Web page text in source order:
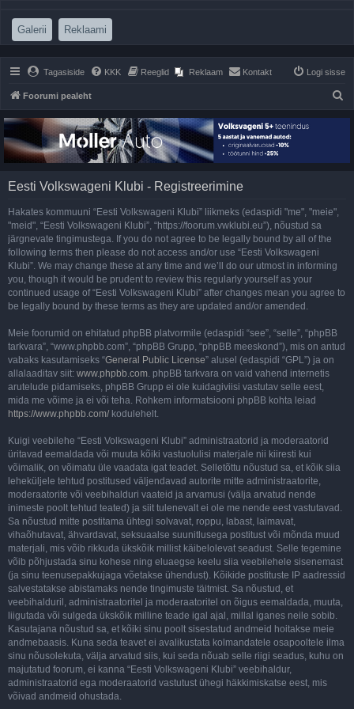
Galerii (Opens a new tab)
Reklaami
Tagasiside KKK Reeglid Reklaam Kontakt Logi sisse
Foorumi pealeht
Eesti Volkswageni Klubi - Registreerimine
Hakates kommuuni “Eesti Volkswageni Klubi” liikmeks (edaspidi "me", "meie",
"meid", “Eesti Volkswageni Klubi”, “https://foorum.vwklubi.eu”), nõustud sa
järgnevate tingimustega. If you do not agree to be legally bound by all of the
following terms then please do not access and/or use “Eesti Volkswageni
Klubi”. We may change these at any time and we’ll do our utmost in informing
you, though it would be prudent to review this regularly yourself as your
continued usage of “Eesti Volkswageni Klubi” after changes mean you agree to
be legally bound by these terms as they are updated and/or amended.
Meie foorumid on ehitatud phpBB platvormile (edaspidi “see”, “selle”, “phpBB
tarkvara”, “www.phpbb.com”, “phpBB Grupp, “phpBB meeskond”), mis on antud
vabaks kasutamiseks “General Public License” alusel (edaspidi “GPL”) ja on
allalaaditav siit: www.phpbb.com. phpBB tarkvara on vaid vahend internetis
arutelude pidamiseks, phpBB Grupp ei ole kuidagiviisi vastutav selle eest,
mida me võime ja ei või teha. Rohkem informatsiooni phpBB kohta leiad
https://www.phpbb.com/ kodulehelt.
Kuigi veebilehe “Eesti Volkswageni Klubi” administraatorid ja moderaatorid
üritavad eemaldada või muuta kõiki vastuolulisi materjale nii kiiresti kui
võimalik, on võimatu üle vaadata igat teadet. Selletõttu nõustud sa, et kõik siia
leheküljele tehtud postitused väljendavad autorite mitte administraatorite,
moderaatorite või veebihalduri vaateid ja arvamusi (välja arvatud nende
inimeste poolt tehtud teated) ja siit tulenevalt ei ole me nende eest vastutavad.
Sa nõustud mitte postitama ühtegi solvavat, roppu, labast, laimavat,
vihaõhutavat, ähvardavat, seksuaalse suunitlusega postitust või mõnda muud
materjali, mis võib rikkuda ükskõik millist käibelolevat seadust. Selle tegemine
võib põhjustada sinu kohese ning eluaegse keelu siia veebilehele sisenemast
(ja sinu teenusepakkujaga võetakse ühendust). Kõikide postituste IP aadressid
salvestatakse abistamaks nende tingimuste täitmist. Sa nõustud, et
veebihalduril, administraatoritel ja moderaatoritel on õigus eemaldada, muuta,
liigutada või sulgeda ükskõik milline teade igal ajal, millal iganes neile sobib.
Kasutajana nõustud sa, et kõiki sinu poolt sisestatud andmeid hoitakse meie
andmebaasis. Kuna seda teavet ei avalikustata kolmandatele osapooltele ilma
sinu nõusolekuta, välja arvatud siis, kui seda nõuab selle riigi seadus, kuhu on
majutatud foorum, ei kanna “Eesti Volkswageni Klubi” veebihaldur,
administraatorid ega moderaatorid vastutust ühegi häkkimiskatse eest, mis
võivad andmeid ohustada.